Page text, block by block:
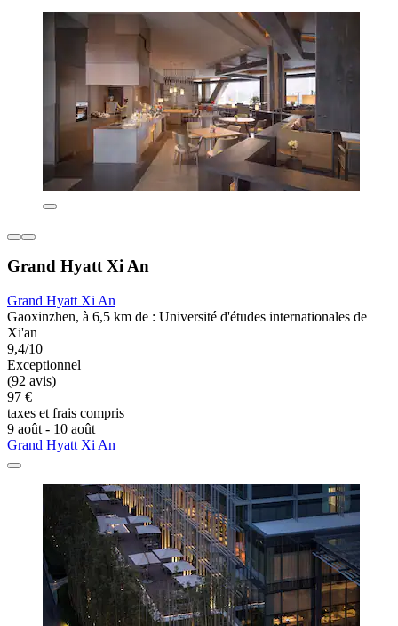
Grand Hyatt Xi An
Grand Hyatt Xi An
Gaoxinzhen, à 6,5 km de : Université d'études internationales de
Xi'an
9,4/10
Exceptionnel
(92 avis)
97 €
taxes et frais compris
9 août - 10 août
Grand Hyatt Xi An